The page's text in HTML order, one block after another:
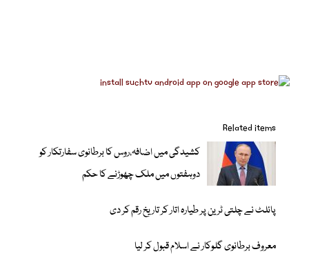
Related items
کشیدگی میں اضافہ،روس کا برطانوی سفارتکار کو
دوہفتوں میں ملک چھوڑنے کا حکم
پائلٹ نے چلتی ٹرین پر طیارہ اتار کر تاریخ رقم کر دی
معروف برطانوی گلوکار نے اسلام قبول کر لیا